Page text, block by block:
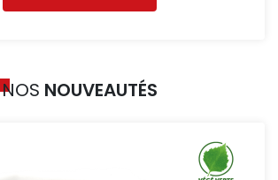
NOS NOUVEAUTÉS